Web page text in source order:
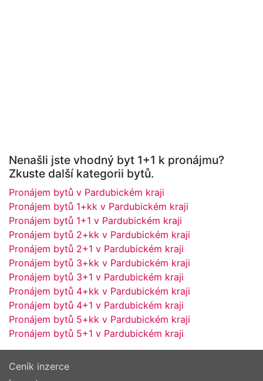
Nenašli jste vhodný byt 1+1 k pronájmu?
Zkuste další kategorii bytů.
Pronájem bytů v Pardubickém kraji
Pronájem bytů 1+kk v Pardubickém kraji
Pronájem bytů 1+1 v Pardubickém kraji
Pronájem bytů 2+kk v Pardubickém kraji
Pronájem bytů 2+1 v Pardubickém kraji
Pronájem bytů 3+kk v Pardubickém kraji
Pronájem bytů 3+1 v Pardubickém kraji
Pronájem bytů 4+kk v Pardubickém kraji
Pronájem bytů 4+1 v Pardubickém kraji
Pronájem bytů 5+kk v Pardubickém kraji
Pronájem bytů 5+1 v Pardubickém kraji
Ceník inzerce